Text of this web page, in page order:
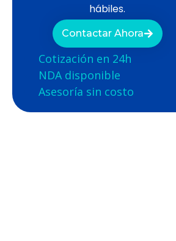
hábiles.
Contactar Ahora
Cotización en 24h
NDA disponible
Asesoría sin costo